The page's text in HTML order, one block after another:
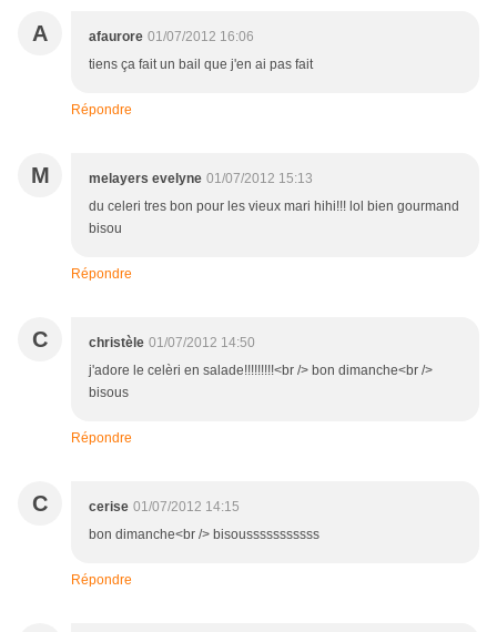
A afaurore 01/07/2012 16:06
tiens ça fait un bail que j'en ai pas fait
Répondre
M melayers evelyne 01/07/2012 15:13
du celeri tres bon pour les vieux mari hihi!!! lol bien gourmand
bisou
Répondre
C christèle 01/07/2012 14:50
j'adore le celèri en salade!!!!!!!!!<br /> bon dimanche<br />
bisous
Répondre
C cerise 01/07/2012 14:15
bon dimanche<br /> bisousssssssssss
Répondre